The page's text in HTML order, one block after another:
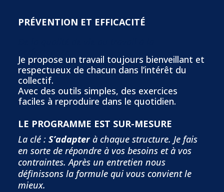
PRÉVENTION ET EFFICACITÉ
Je propose un travail toujours bienveillant et
respectueux de chacun dans l’intérêt du
collectif.
Avec des outils simples, des exercices
faciles à reproduire dans le quotidien.
LE PROGRAMME EST SUR-MESURE
La clé : S’adapterà chaque structure. Je fais
en sorte de répondre à vos besoins et à vos
contraintes. Après un entretien nous
définissons la formule qui vous convient le
mieux.